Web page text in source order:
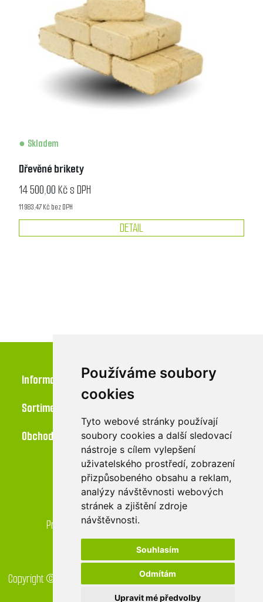
Používáme soubory
cookies
Tyto webové stránky používají
soubory cookies a další sledovací
nástroje s cílem vylepšení
uživatelského prostředí, zobrazení
přizpůsobeného obsahu a reklam,
analýzy návštěvnosti webových
stránek a zjištění zdroje
návštěvnosti.
Souhlasím
Odmítám
Upravit mé předvolby
Skladem
Dřevěné brikety
14 500,00 Kč s DPH
11 983,47 Kč bez DPH
DETAIL
Informace
Sortiment
Obchod
Kontakt
LU-MI servis s.r.o.
Průmyslová 455/17, 568 02 Svitavy - Lačnov
Copyright © 2026 GreenDrop obchod. Všechna práva vyhrazena.
Created byDigital One